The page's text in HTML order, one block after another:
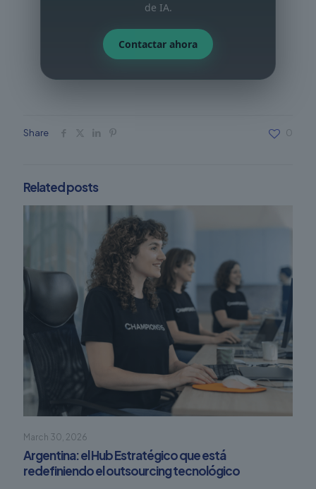
de IA.
Contactar ahora
Share 0
Related posts
March 30, 2026
Argentina: el Hub Estratégico que está
redefiniendo el outsourcing tecnológico